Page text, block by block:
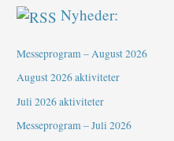
Nyheder:
Messeprogram – August 2026
August 2026 aktiviteter
Juli 2026 aktiviteter
Messeprogram – Juli 2026